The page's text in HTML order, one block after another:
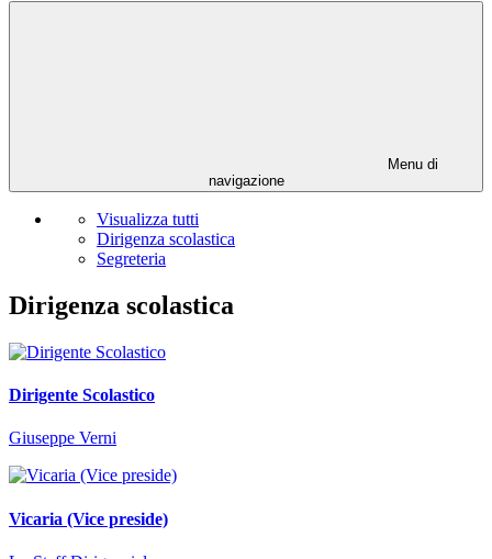
Menu di
navigazione
Visualizza tutti
Dirigenza scolastica
Segreteria
Dirigenza scolastica
Dirigente Scolastico
Giuseppe Verni
Vicaria (Vice preside)